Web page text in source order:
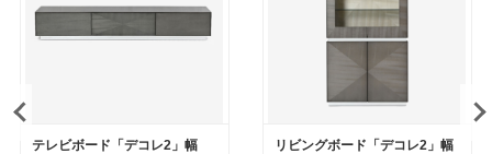
テレビボード「デコレ2」幅
リビングボード「デコレ2」幅